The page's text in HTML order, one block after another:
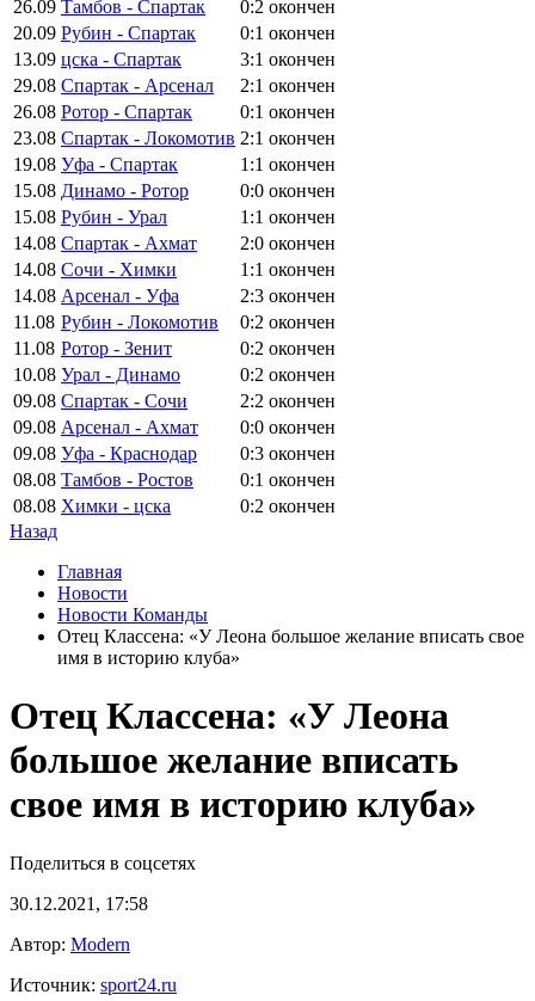
26.09 Тамбов - Спартак 0:2 окончен
20.09 Рубин - Спартак 0:1 окончен
13.09 цска - Спартак 3:1 окончен
29.08 Спартак - Арсенал 2:1 окончен
26.08 Ротор - Спартак 0:1 окончен
23.08 Спартак - Локомотив 2:1 окончен
19.08 Уфа - Спартак 1:1 окончен
15.08 Динамо - Ротор 0:0 окончен
15.08 Рубин - Урал 1:1 окончен
14.08 Спартак - Ахмат 2:0 окончен
14.08 Сочи - Химки 1:1 окончен
14.08 Арсенал - Уфа 2:3 окончен
11.08 Рубин - Локомотив 0:2 окончен
11.08 Ротор - Зенит 0:2 окончен
10.08 Урал - Динамо 0:2 окончен
09.08 Спартак - Сочи 2:2 окончен
09.08 Арсенал - Ахмат 0:0 окончен
09.08 Уфа - Краснодар 0:3 окончен
08.08 Тамбов - Ростов 0:1 окончен
08.08 Химки - цска 0:2 окончен
Назад
Главная
Новости
Новости Команды
Отец Классена: «У Леона большое желание вписать свое
имя в историю клуба»
Отец Классена: «У Леона
большое желание вписать
свое имя в историю клуба»
Поделиться в соцсетях
30.12.2021, 17:58
Автор: Modern
Источник: sport24.ru